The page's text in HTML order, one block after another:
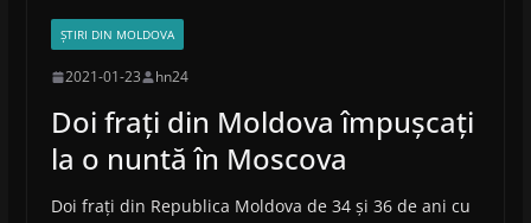
ȘTIRI DIN MOLDOVA
2021-01-23 hn24
Doi frați din Moldova împușcați
la o nuntă în Moscova
Doi frați din Republica Moldova de 34 și 36 de ani cu